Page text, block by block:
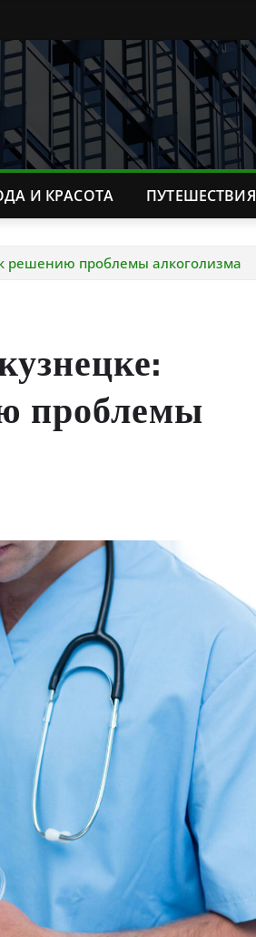
И КРАСОТА ПУТЕШЕСТВИЯ
решению проблемы алкоголизма
проблемы